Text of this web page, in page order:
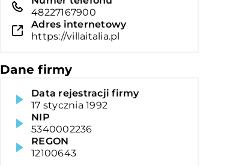
48227167900
Adres internetowy
https://villaitalia.pl
Dane firmy
Data rejestracji firmy
17 stycznia 1992
NIP
5340002236
REGON
12100643